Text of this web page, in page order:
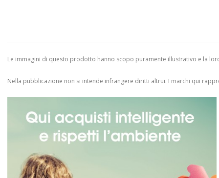
Le immagini di questo prodotto hanno scopo puramente illustrativo e la
Nella pubblicazione non si intende infrangere diritti altrui. I marchi qui